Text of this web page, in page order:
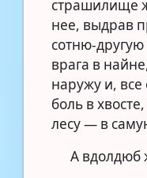
страшилище
нее, выдрав
сотню-
врага в
наружу и,
боль в
лесу — в
А вдолдюб